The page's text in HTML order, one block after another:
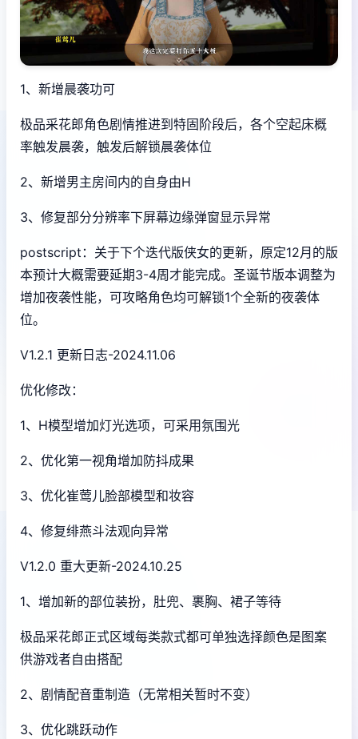
1、新增晨袭功可
极品采花郎角色剧情推进到特固阶段后，各个空起床概
率触发晨袭，触发后解锁晨袭体位
2、新增男主房间内的自身由H
3、修复部分分辨率下屏幕边缘弹窗显示异常
postscript：关于下个迭代版侠女的更新，原定12月的版
本预计大概需要延期3-4周才能完成。圣诞节版本调整为
增加夜袭性能，可攻略角色均可解锁1个全新的夜袭体
位。
V1.2.1 更新日志-2024.11.06
优化修改：
1、H模型增加灯光选项，可采用氛围光
2、优化第一视角增加防抖成果
3、优化崔莺儿脸部模型和妆容
4、修复绯燕斗法观向异常
V1.2.0 重大更新-2024.10.25
1、增加新的部位装扮，肚兜、裹胸、裙子等待
极品采花郎正式区域每类款式都可单独选择颜色是图案
供游戏者自由搭配
2、剧情配音重制造（无常相关暂时不变）
3、优化跳跃动作